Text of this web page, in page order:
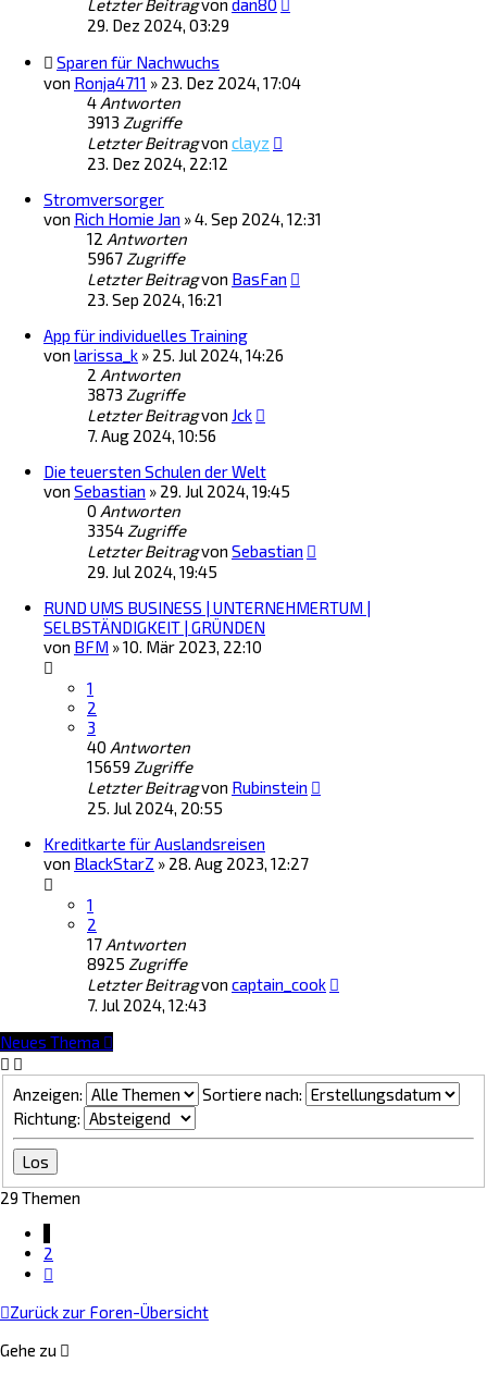
Letzter Beitragvon dan80
29. Dez 2024, 03:29
Sparen für Nachwuchs
von Ronja4711 » 23. Dez 2024, 17:04
4 Antworten
3913 Zugriffe
Letzter Beitragvon clayz
23. Dez 2024, 22:12
Stromversorger
von Rich Homie Jan »4. Sep 2024, 12:31
12 Antworten
5967 Zugriffe
Letzter Beitragvon BasFan
23. Sep 2024, 16:21
App für individuelles Training
von larissa_k » 25. Jul 2024, 14:26
2 Antworten
3873 Zugriffe
Letzter Beitragvon Jck
7. Aug 2024, 10:56
Die teuersten Schulen der Welt
von Sebastian » 29. Jul 2024, 19:45
0 Antworten
3354 Zugriffe
Letzter Beitragvon Sebastian
29. Jul 2024, 19:45
RUND UMS BUSINESS | UNTERNEHMERTUM |
SELBSTÄNDIGKEIT | GRÜNDEN
von BFM »10. Mär 2023, 22:10
1
2
3
40 Antworten
15659 Zugriffe
Letzter Beitragvon Rubinstein
25. Jul 2024, 20:55
Kreditkarte für Auslandsreisen
von BlackStarZ » 28. Aug 2023, 12:27
1
2
17 Antworten
8925 Zugriffe
Letzter Beitragvon captain_cook
7. Jul 2024, 12:43
Neues Thema
Anzeigen:
Sortiere nach:
Richtung:
29 Themen
2
Zurück zur Foren-Übersicht
Gehe zu